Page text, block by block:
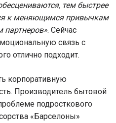
тем быстрее
к меняющимся привычкам
. Сейчас
связь с
отлично подходит.
корпоративную
Производитель бытовой
подросткового
«Барселоны»